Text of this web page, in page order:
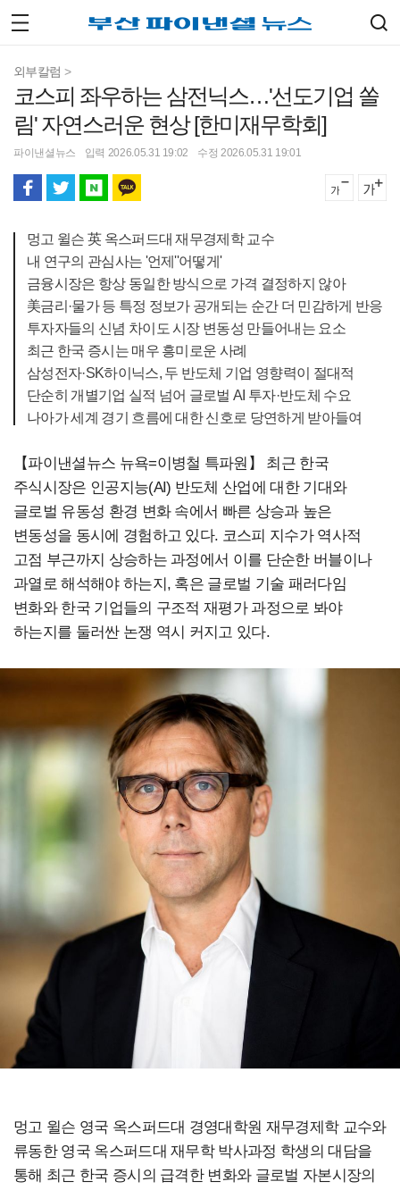
외부칼럼 >
코스피 좌우하는 삼전닉스…'선도기업 쏠
림' 자연스러운 현상 [한미재무학회]
파이낸셜뉴스 입력 2026.05.31 19:02 수정 2026.05.31 19:01
멍고 윌슨 英 옥스퍼드대 재무경제학 교수
내 연구의 관심사는 '언제''어떻게'
금융시장은 항상 동일한 방식으로 가격 결정하지 않아
美금리·물가 등 특정 정보가 공개되는 순간 더 민감하게 반응
투자자들의 신념 차이도 시장 변동성 만들어내는 요소
최근 한국 증시는 매우 흥미로운 사례
삼성전자·SK하이닉스, 두 반도체 기업 영향력이 절대적
단순히 개별기업 실적 넘어 글로벌 AI 투자·반도체 수요
나아가 세계 경기 흐름에 대한 신호로 당연하게 받아들여
【파이낸셜뉴스 뉴욕=이병철 특파원】 최근 한국
주식시장은 인공지능(AI) 반도체 산업에 대한 기대와
글로벌 유동성 환경 변화 속에서 빠른 상승과 높은
변동성을 동시에 경험하고 있다. 코스피 지수가 역사적
고점 부근까지 상승하는 과정에서 이를 단순한 버블이나
과열로 해석해야 하는지, 혹은 글로벌 기술 패러다임
변화와 한국 기업들의 구조적 재평가 과정으로 봐야
하는지를 둘러싼 논쟁 역시 커지고 있다.
멍고 윌슨 영국 옥스퍼드대 경영대학원 재무경제학 교수와
류동한 영국 옥스퍼드대 재무학 박사과정 학생의 대담을
통해 최근 한국 증시의 급격한 변화와 글로벌 자본시장의